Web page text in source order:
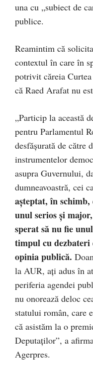
una cu „subiect de
publice.
Reamintim că
contextul în care în
potrivit căreia
că Raed Arafat nu
„Particip la această
pentru Parlamentul
desfăşurată de către
instrumentelor
asupra Guvernului,
dumneavoastră, cei
aşteptat, în
unul serios şi
sperat să nu fie
timpul cu dezbateri
opinia publică.
la AUR, aţi adus în
periferia agendei
nu onorează deloc
statului român, care
că asistăm la o
Deputaţilor”, a
Agerpres.